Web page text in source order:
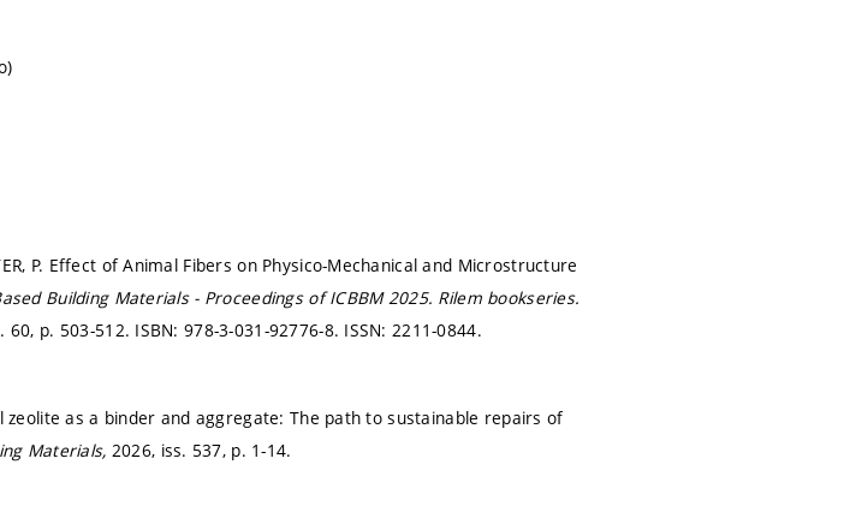
P. Effect of Animal Fibers on Physico-Mechanical and Microstructure
Building Materials - Proceedings of ICBBM 2025. Rilem bookseries.
60, p. 503-512. ISBN: 978-3-031-92776-8. ISSN: 2211-0844.
zeolite as a binder and aggregate: The path to sustainable repairs of
Materials, 2026, iss. 537, p. 1-14.